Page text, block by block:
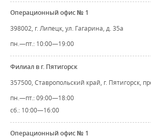
Операционный офис № 1
398002, г. Липецк, ул. Гагарина, д. 35а
пн.—пт.: 10:00—19:00
Филиал в г. Пятигорск
357500, Ставропольский край, г. Пятигорск,
пн.—пт.: 09:00—18:00
сб.: 10:00—16:00
Операционный офис № 1